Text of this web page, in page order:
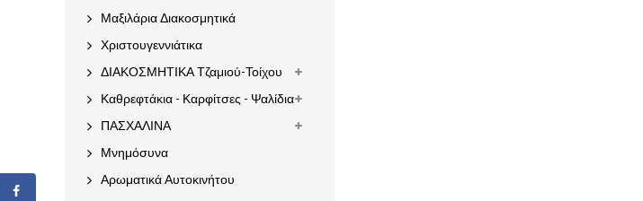
Μαξιλάρια Διακοσμητικά
Χριστουγεννιάτικα
ΔΙΑΚΟΣΜΗΤΙΚΑ Τζαμιού-Τοίχου
Καθρεφτάκια - Καρφίτσες - Ψαλίδια
ΠΑΣΧΑΛΙΝΑ
Μνημόσυνα
Αρωματικά Αυτοκινήτου